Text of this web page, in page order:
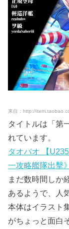
来自：http://
タイトルは「第
れています。
タオバオ 【
一攻略艦隊出擊》
まだ数時間しか
あるようで、人
本体はイラスト
がちょっと面白